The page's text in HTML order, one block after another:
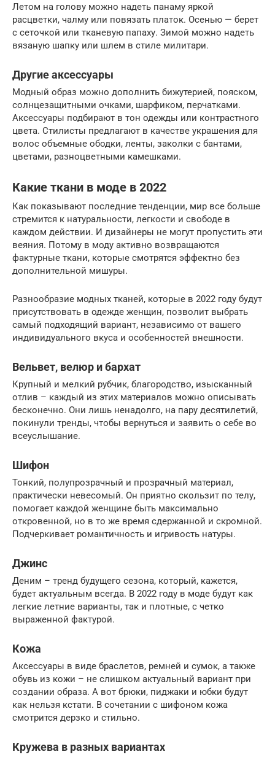
Летом на голову можно надеть панаму яркой
расцветки, чалму или повязать платок. Осенью — берет
с сеточкой или тканевую папаху. Зимой можно надеть
вязаную шапку или шлем в стиле милитари.
Другие аксессуары
Модный образ можно дополнить бижутерией, пояском,
солнцезащитными очками, шарфиком, перчатками.
Аксессуары подбирают в тон одежды или контрастного
цвета. Стилисты предлагают в качестве украшения для
волос объемные ободки, ленты, заколки с бантами,
цветами, разноцветными камешками.
Какие ткани в моде в 2022
Как показывают последние тенденции, мир все больше
стремится к натуральности, легкости и свободе в
каждом действии. И дизайнеры не могут пропустить эти
веяния. Потому в моду активно возвращаются
фактурные ткани, которые смотрятся эффектно без
дополнительной мишуры.
Разнообразие модных тканей, которые в 2022 году будут
присутствовать в одежде женщин, позволит выбрать
самый подходящий вариант, независимо от вашего
индивидуального вкуса и особенностей внешности.
Вельвет, велюр и бархат
Крупный и мелкий рубчик, благородство, изысканный
отлив – каждый из этих материалов можно описывать
бесконечно. Они лишь ненадолго, на пару десятилетий,
покинули тренды, чтобы вернуться и заявить о себе во
всеуслышание.
Шифон
Тонкий, полупрозрачный и прозрачный материал,
практически невесомый. Он приятно скользит по телу,
помогает каждой женщине быть максимально
откровенной, но в то же время сдержанной и скромной.
Подчеркивает романтичность и игривость натуры.
Джинс
Деним – тренд будущего сезона, который, кажется,
будет актуальным всегда. В 2022 году в моде будут как
легкие летние варианты, так и плотные, с четко
выраженной фактурой.
Кожа
Аксессуары в виде браслетов, ремней и сумок, а также
обувь из кожи – не слишком актуальный вариант при
создании образа. А вот брюки, пиджаки и юбки будут
как нельзя кстати. В сочетании с шифоном кожа
смотрится дерзко и стильно.
Кружева в разных вариантах